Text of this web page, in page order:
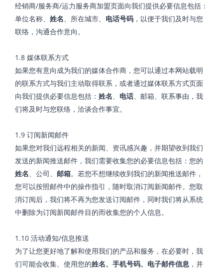
经销商/服务商/运力服务商加盟页面向我们提供必要信息包括：
单位名称、 姓名、所在城市、 电话号码，以便于我们及时与您
联络，沟通合作意向。
1.8 媒体联系方式
如果您有意向成为我们的媒体合作商，您可以通过本网站载明
的联系方式与我们主动取得联系，或者通过媒体联系方式页面
向我们提供必要信息包括： 姓名、 电话、邮箱、联系事由，我
们将及时与您联络，洽谈合作事宜。
1.9 订阅新闻邮件
如果您对我们远程相关的新闻、资讯感兴趣，并期望收到我们
发送的新闻推送邮件，我们需要收集您的必要信息包括：您的
姓名、公司、 邮箱。若您不想继续收到我们的新闻推送邮件，
您可以按照邮件中的操作指引，随时取消订阅新闻邮件。您取
消订阅后，我们将不再为您发送订阅邮件，同时我们将从系统
中删除为订阅新闻邮件目的而收集您的个人信息。
1.10 活动通知/信息推送
为了让您更好地了解和使用我们的产品和服务，在必要时，我
们可能会收集、使用您的姓名、手机号码、电子邮件信息，并